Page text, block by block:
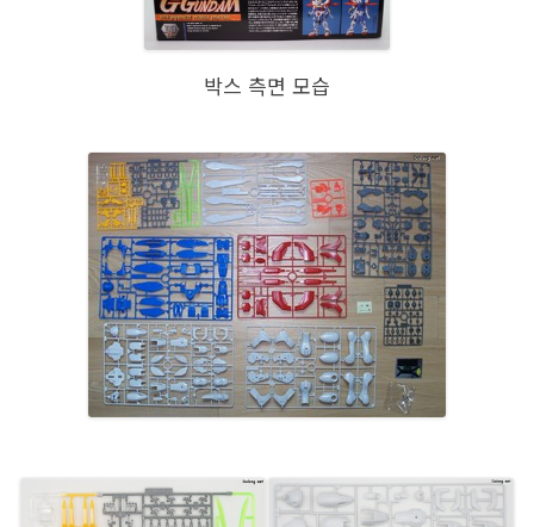
박스 측면 모습